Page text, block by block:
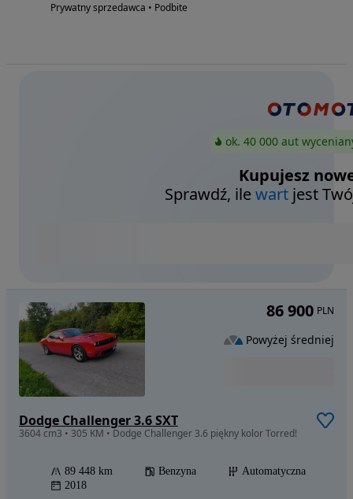
Prywatny sprzedawca • Podbite
ok. 40 000 aut
Kupujesz
Sprawdź, ilewart jest
Dodge Challenger 3.6 SXT
3604 cm3 • 305 KM • Dodge Challenger 3.6 piękny kolor Torred!
89 448 km Benzyna
Automatyczna
2018
86 900 PLN
Powyżej średniej